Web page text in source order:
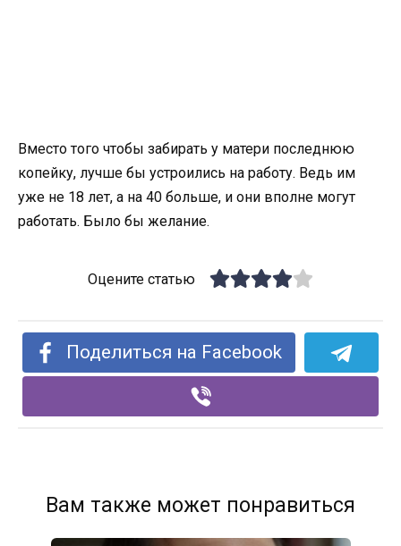
Вместо того чтобы забирать у матери последнюю
копейку, лучше бы устроились на работу. Ведь им
уже не 18 лет, а на 40 больше, и они вполне могут
работать. Было бы желание.
Оцените статью
Поделиться на Facebook
Вам также может понравиться